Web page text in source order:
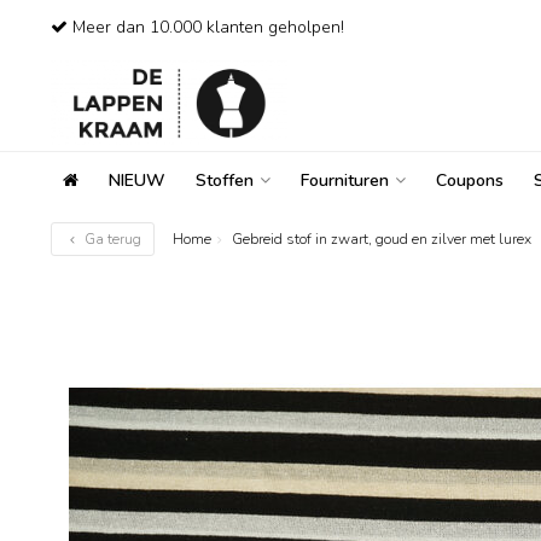
Meer dan 10.000 klanten geholpen!
NIEUW Stoffen Fournituren Coupons
Ga terug Home Gebreid stof in zwart, goud en zilver met lurex